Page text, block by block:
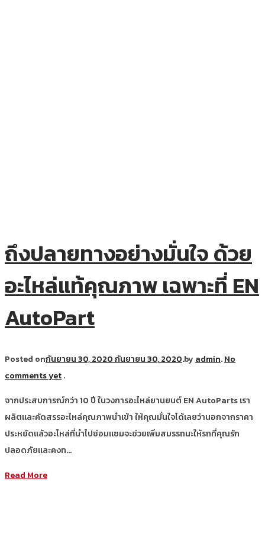
ถึงปลายทางอย่างมั่นใจ ด้วย
อะไหล่แท้คุณภาพ เฉพาะที่ EN
AutoPart
Posted onกันยายน 30, 2020กันยายน 30, 2020.byadmin.No
comments yet.
จากประสบการณ์กว่า 10 ปี ในวงการอะไหล่ยานยนต์ EN AutoParts เรา
ผลิตและคัดสรรอะไหล่คุณภาพนำเข้า ให้คุณมั่นใจได้เลยว่านอกจากราคา
ประหยัดแล้วอะไหล่ที่นำไปซ่อมแซมจะช่วยเพิ่มสมรรถนะให้รถที่คุณรัก
ปลอดภัยและคงท…
Read More